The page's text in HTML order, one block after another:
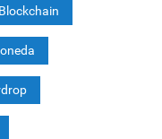
Blockchain